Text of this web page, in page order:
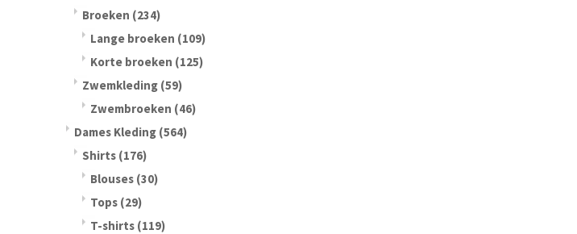
Broeken (234)
Lange broeken (109)
Korte broeken (125)
Zwemkleding (59)
Zwembroeken (46)
Dames Kleding (564)
Shirts (176)
Blouses (30)
Tops (29)
T-shirts (119)